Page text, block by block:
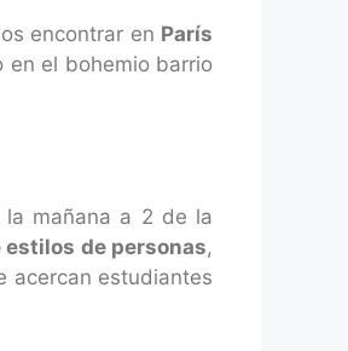
encontrar en París
en el bohemio barrio
mañana a 2 de la
de personas,
acercan estudiantes